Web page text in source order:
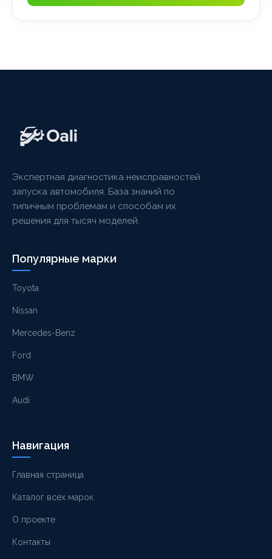
Экспертная диагностика неисправностей
запуска автомобиля. База знаний по
типичным проблемам и способам их
решения для тысяч моделей.
Популярные марки
Toyota
Nissan
Mercedes-Benz
Ford
BMW
Audi
Навигация
Главная страница
Каталог всех марок
О проекте
Контакты